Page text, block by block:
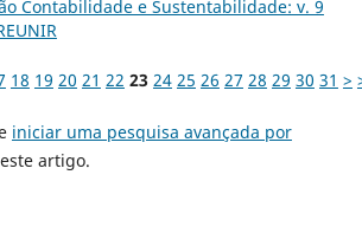
Contabilidade e Sustentabilidade: v. 9
18 19 20 21 22 23 24 25 26 27 28 29 30 31 >
iniciar uma pesquisa avançada por
artigo.